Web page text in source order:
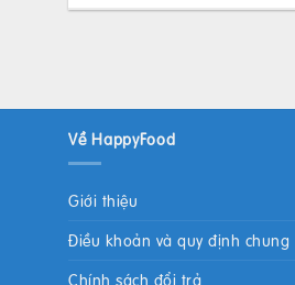
Về HappyFood
Giới thiệu
Điều khoản và quy định chung
Chính sách đổi trả